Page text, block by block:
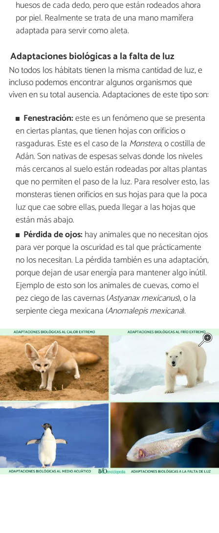
huesos de cada dedo, pero que están rodeados ahora
por piel. Realmente se trata de una mano mamífera
adaptada para servir como aleta.
Adaptaciones biológicas a la falta de luz
No todos los hábitats tienen la misma cantidad de luz, e
incluso podemos encontrar algunos organismos que
viven en su total ausencia. Adaptaciones de este tipo son:
Fenestración:este es un fenómeno que se presenta
en ciertas plantas, que tienen hojas con orificios o
rasgaduras. Este es el caso de la Monstera, o costilla de
Adán. Son nativas de espesas selvas donde los niveles
más cercanos al suelo están rodeadas por altas plantas
que no permiten el paso de la luz. Para resolver esto, las
monsteras tienen orificios en sus hojas para que la poca
luz que cae sobre ellas, pueda llegar a las hojas que
están más abajo.
Pérdida de ojos: hay animales que no necesitan ojos
para ver porque la oscuridad es tal que prácticamente
no los necesitan. La pérdida también es una adaptación,
porque dejan de usar energía para mantener algo inútil.
Ejemplo de esto son los animales de cuevas, como el
pez ciego de las cavernas (Astyanax mexicanus), o la
serpiente ciega mexicana (Anomalepis mexicana).